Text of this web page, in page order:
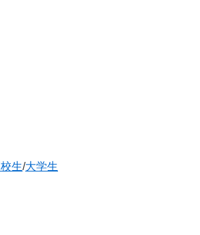
生/大学生